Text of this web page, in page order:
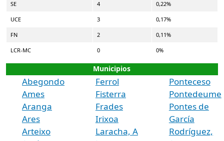
SE 4 0,22%
UCE 3 0,17%
FN 2 0,11%
LCR-MC 0 0%
Municipios
Abegondo
Ames
Aranga
Ares
Arteixo
Ferrol
Fisterra
Frades
Irixoa
Laracha, A
Ponteceso
Pontedeume
Pontes de
García
Rodríguez,